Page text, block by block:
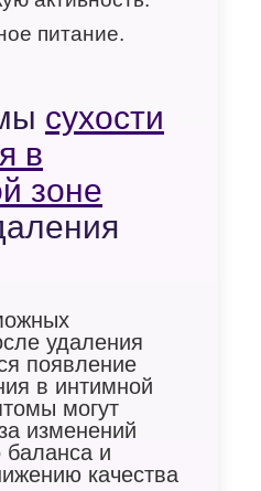
питание.
сухости
в
зоне
удаления
появление
в интимной
могут
изменений
баланса и
качества